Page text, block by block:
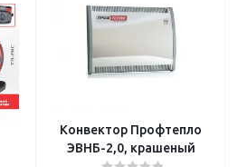
Конвектор Профтепло
ЭВНБ-2,0, крашеный